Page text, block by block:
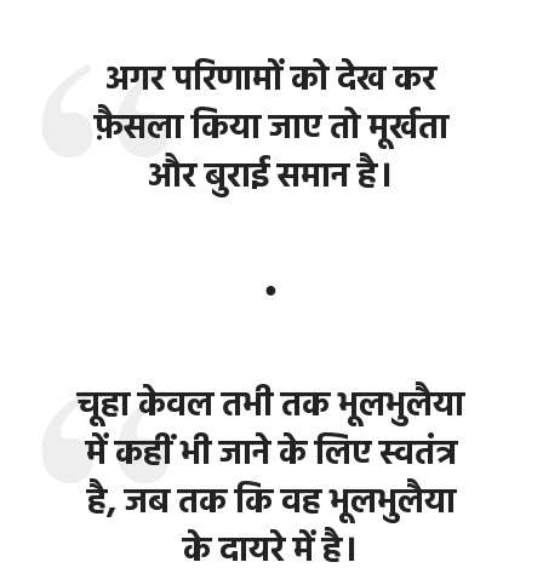
अगर परिणामों को देख कर
फ़ैसला किया जाए तो मूर्खता
और बुराई समान है।
●
चूहा केवल तभी तक भूलभुलैया
में कहीं भी जाने के लिए स्वतंत्र
है, जब तक कि वह भूलभुलैया
के दायरे में है।